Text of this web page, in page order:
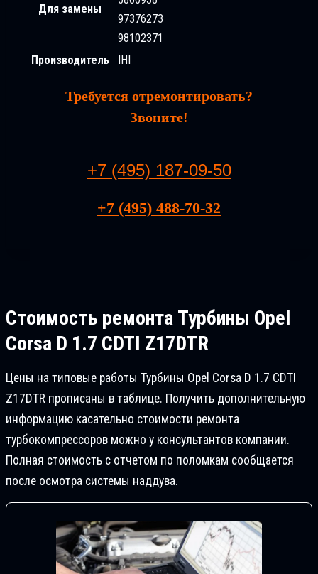
Для замены
97376273
98102371
Производитель
IHI
Требуется отремонтировать?
Звоните!
+7 (495) 187-09-50
+7 (495) 488-70-32
Стоимость ремонта Турбины Opel
Corsa D 1.7 CDTI Z17DTR
Цены на типовые работы Турбины Opel Corsa D 1.7 CDTI
Z17DTR прописаны в таблице. Получить дополнительную
информацию касательно стоимости ремонта
турбокомпрессоров можно у консультантов компании.
Полная стоимость с отчетом по поломкам сообщается
после осмотра системы наддува.